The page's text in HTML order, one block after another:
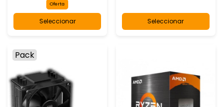
Oferta
Seleccionar Seleccionar
Pack